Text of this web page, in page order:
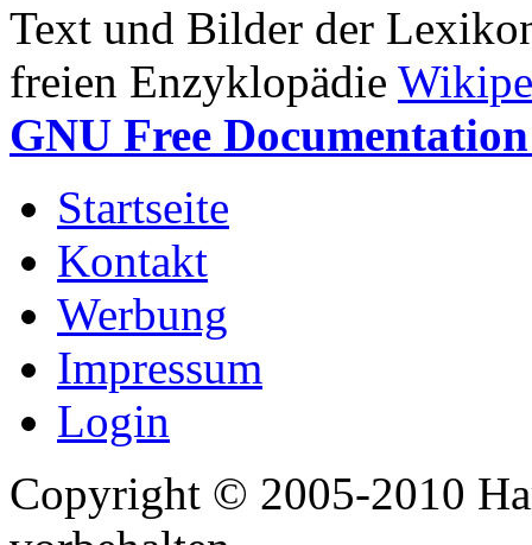
Text und Bilder der
freien Enzyklopädie
GNU Free
Startseite
Kontakt
Werbung
Impressum
Login
Copyright © 2005-2010